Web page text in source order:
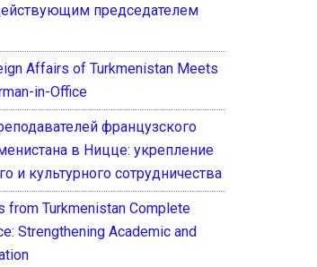
председателем
Affairs of Turkmenistan Meets
in-Office
французского
в Ницце: укрепление
и культурного сотрудничества
from Turkmenistan Complete
Strengthening Academic and